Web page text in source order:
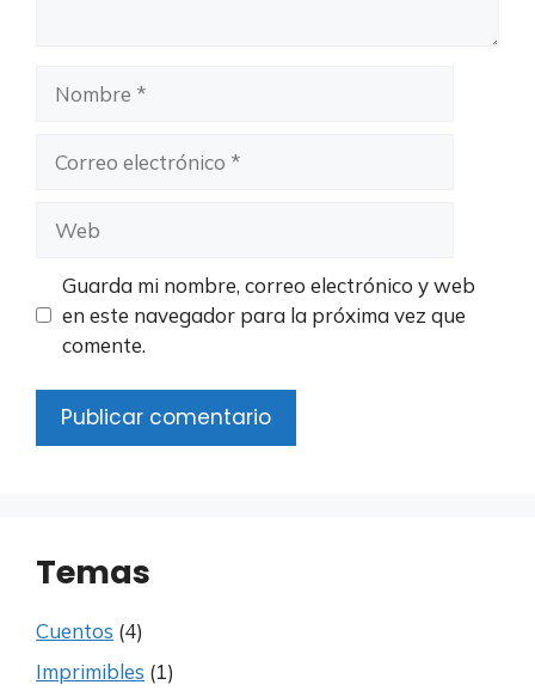
electrónico
Guarda mi nombre, correo electrónico y web
en este navegador para la próxima vez que
comente.
Temas
Cuentos (4)
Imprimibles (1)